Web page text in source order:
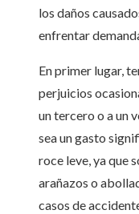
los daños
enfrentar
En primer lugar,
perjuicios
un tercero o a un
sea un gasto
roce leve, ya que
arañazos o
casos de